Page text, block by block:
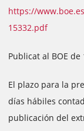
https://
15332.pdf
Publicat al BOE de
El plazo para la
días hábiles
publicación del